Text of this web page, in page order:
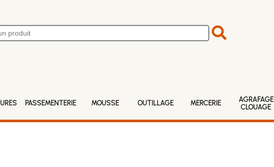
PASSEMENTERIE MOUSSE OUTILLAGE MERCERIE
AGRAFAGE
CLOUAGE